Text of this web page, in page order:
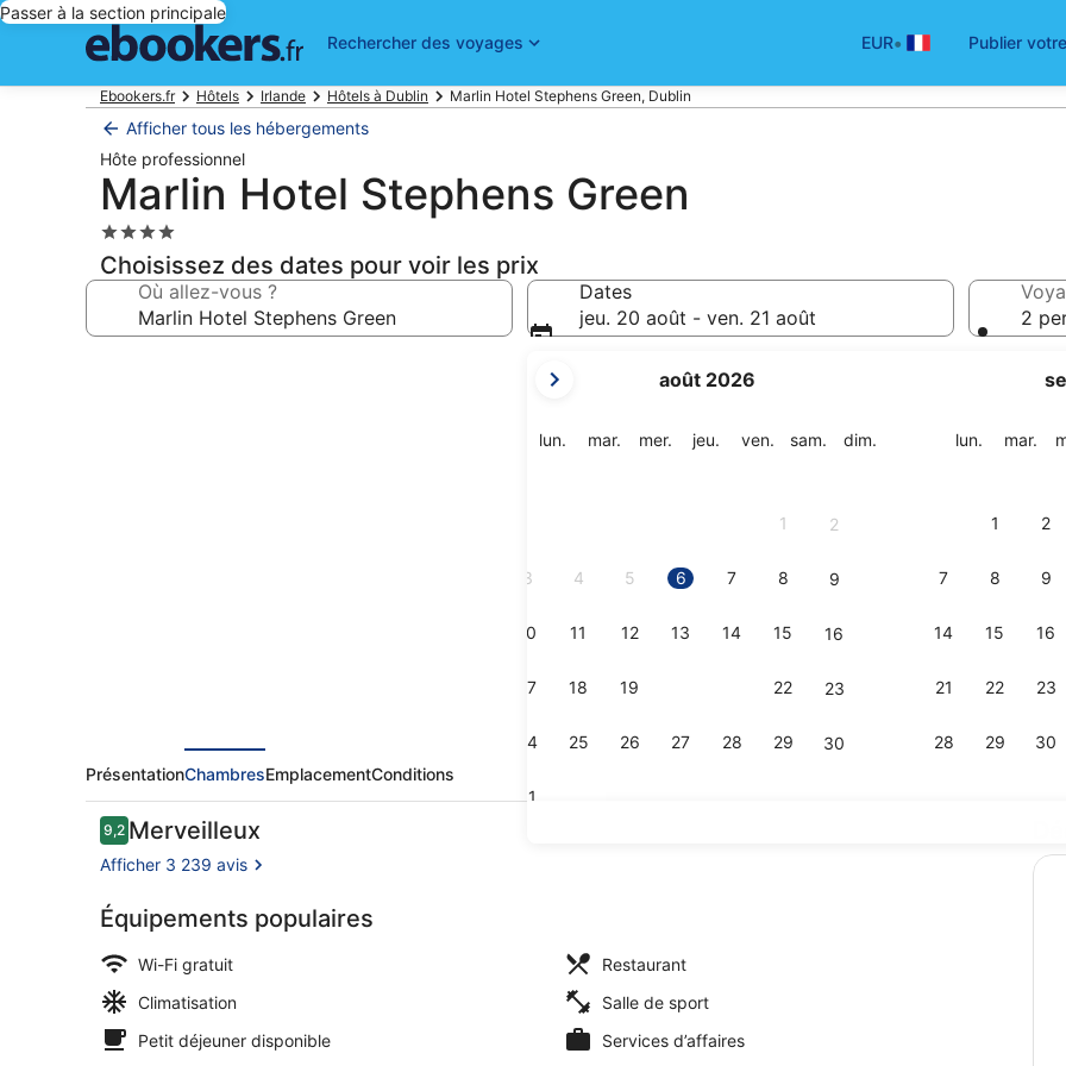
Passer à la section principale
Rechercher des voyages
EUR• Publier
Ebookers.fr Hôtels Irlande Hôtels à Dublin Marlin Hotel Stephens Green, Dublin
Afficher tous les hébergements
Hôte professionnel
Marlin Hotel Stephens Green
Hébergement
4.0 étoiles
Choisissez des dates pour voir les prix
Où allez-vous ?
Dates
jeu. 20 août - ven. 21 août
mois
sont
août 2026
lun. lundimar. mardi
mer. mercredi
jeu. jeudiven. vendredi
sam. samedi
dim.
1 2
3 4 5 6 7 8 9
10 11 12 13 14 15 16
17 18 19 22 23
24 25 26 27 28 29 30
31
lun. lundimar.
1 2
7 8 9
14 15 16
21 22 23
28 29 30
2
Façade de l’hébergement - soirée/nuit
Coin salon
PrésentationChambresEmplacementConditions
Avis
voyageurs
9,29,2 sur 10
Merveilleux
Afficher 3 239 avis
Équipements populaires
Wi-Fi gratuit
Restaurant
Climatisation
Salle de sport
Petit déjeuner disponible
Services d’affaires